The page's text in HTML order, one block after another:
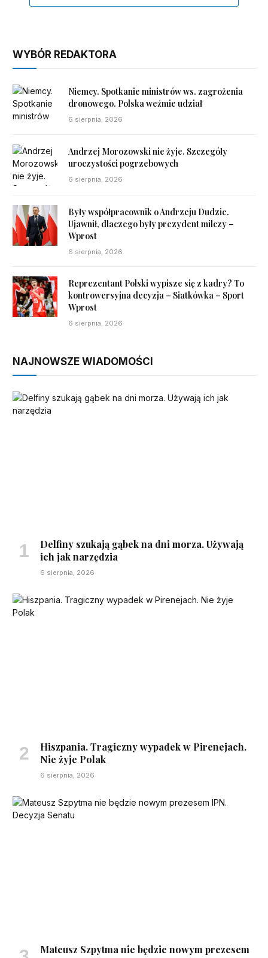
WYBÓR REDAKTORA
Niemcy. Spotkanie ministrów ws. zagrożenia
dronowego. Polska weźmie udział
6 sierpnia, 2026
Andrzej Morozowski nie żyje. Szczegóły
uroczystości pogrzebowych
6 sierpnia, 2026
Były współpracownik o Andrzeju Dudzie.
Ujawnił, dlaczego były prezydent milczy –
Wprost
6 sierpnia, 2026
Reprezentant Polski wypisze się z kadry? To
kontrowersyjna decyzja – Siatkówka – Sport
Wprost
6 sierpnia, 2026
NAJNOWSZE WIADOMOŚCI
Delfiny szukają gąbek na dni morza. Używają
ich jak narzędzia
6 sierpnia, 2026
Hiszpania. Tragiczny wypadek w Pirenejach.
Nie żyje Polak
6 sierpnia, 2026
Mateusz Szpytma nie będzie nowym prezesem